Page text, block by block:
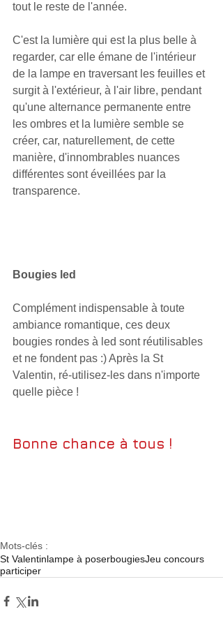
tout le reste de l'année.
C'est la lumière qui est la plus belle à
regarder, car elle émane de l'intérieur
de la lampe en traversant les feuilles et
surgit à l'extérieur, à l'air libre, pendant
qu'une alternance permanente entre
les ombres et la lumière semble se
créer, car, naturellement, de cette
manière, d'innombrables nuances
différentes sont éveillées par la
transparence.
Bougies led
Complément indispensable à toute
ambiance romantique, ces deux
bougies rondes à led sont réutilisables
et ne fondent pas :) Après la St
Valentin, ré-utilisez-les dans n'importe
quelle pièce !
Bonne chance à tous !
Mots-clés :
St Valentinlampe à poserbougiesJeu concours
participer